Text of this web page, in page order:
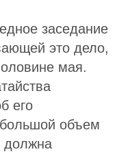
заседание
это дело,
мая.
его
объем
должна